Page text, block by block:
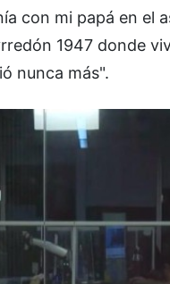
con mi papá en el
1947 donde
nunca más".